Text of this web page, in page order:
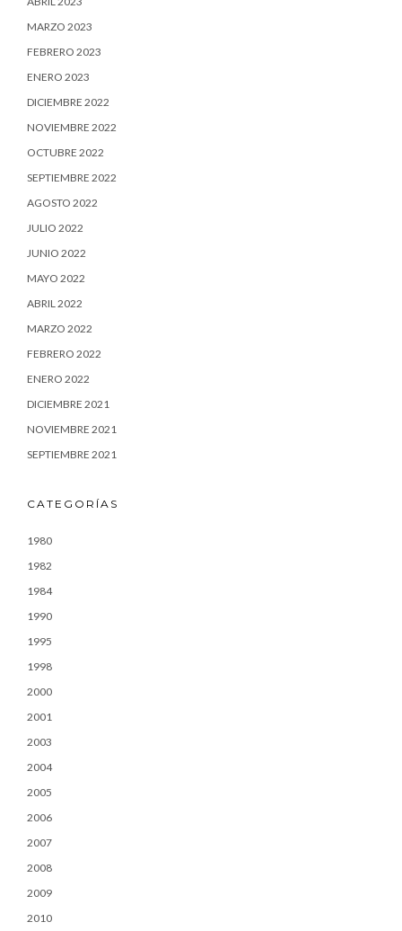
MARZO 2023
FEBRERO 2023
ENERO 2023
DICIEMBRE 2022
NOVIEMBRE 2022
OCTUBRE 2022
SEPTIEMBRE 2022
AGOSTO 2022
JULIO 2022
JUNIO 2022
MAYO 2022
ABRIL 2022
MARZO 2022
FEBRERO 2022
ENERO 2022
DICIEMBRE 2021
NOVIEMBRE 2021
SEPTIEMBRE 2021
CATEGORÍAS
1980
1982
1984
1990
1995
1998
2000
2001
2003
2004
2005
2006
2007
2008
2009
2010